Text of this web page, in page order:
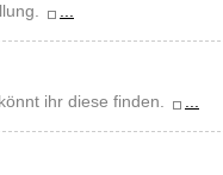
ihr diese finden.